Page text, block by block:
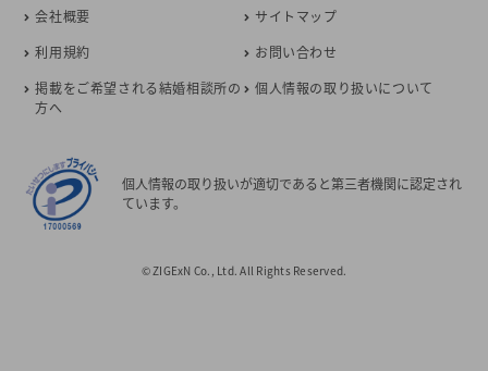
会社概要
サイトマップ
利用規約
お問い合わせ
掲載をご希望される結婚相談所の
方へ
個人情報の取り扱いについて
個人情報の取り扱いが適切であると第三者機関に認定され
ています。
© ZIGExN Co., Ltd. All Rights Reserved.